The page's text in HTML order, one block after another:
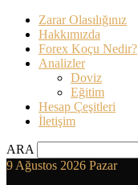
Zarar Olasılığınız
Hakkımızda
Forex Koçu Nedir?
Analizler
Doviz
Eğitim
Hesap Çeşitleri
İletişim
ARA
9 Ağustos 2026 Pazar